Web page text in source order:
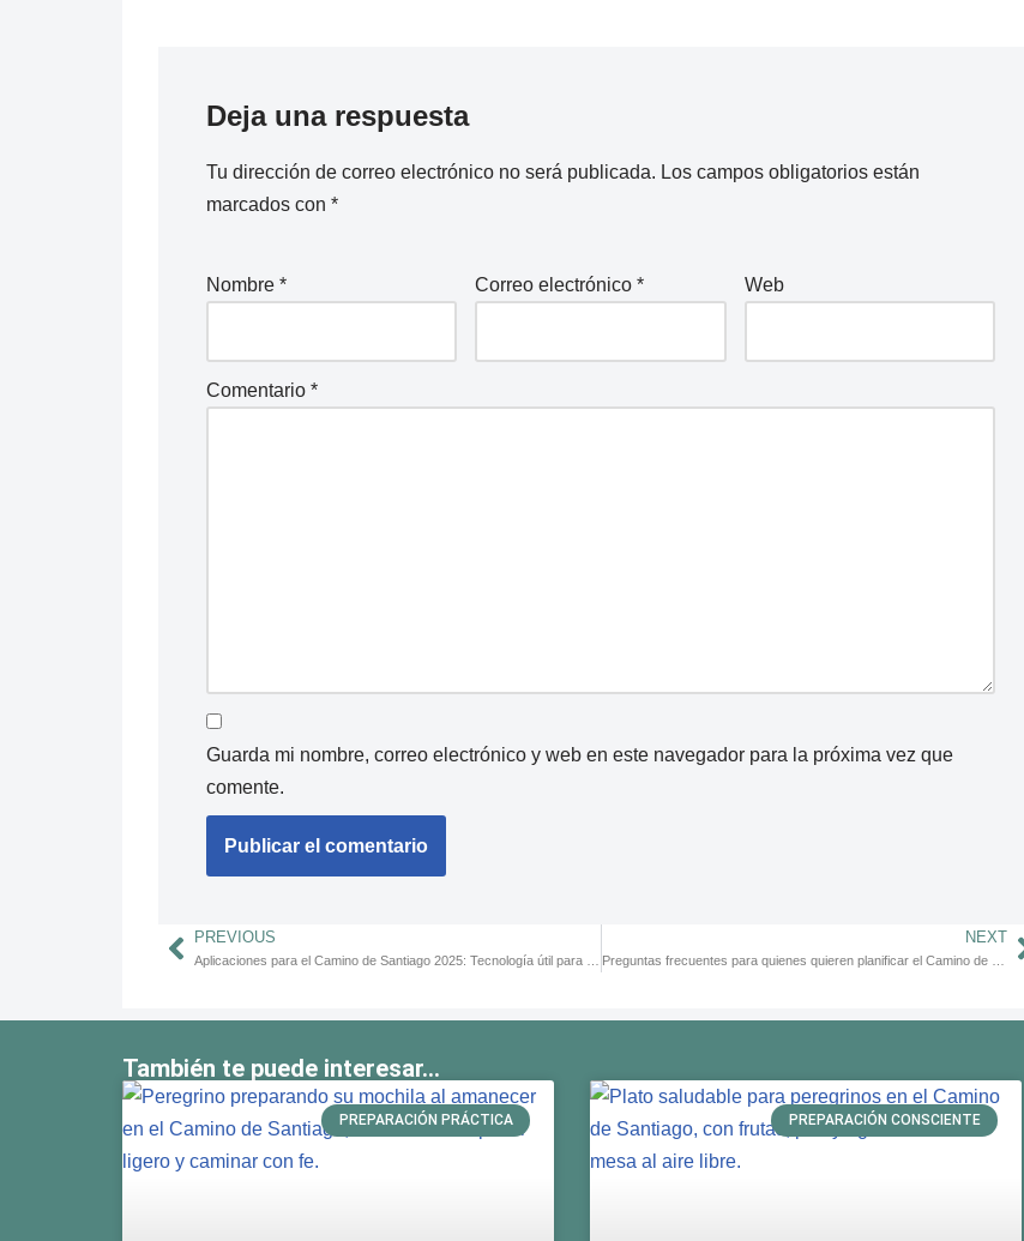
Deja una respuesta
Tu dirección de correo electrónico no será publicada. Los campos obligatorios están
marcados con *
Nombre * Correo electrónico* Web
Comentario *
Guarda mi nombre, correo electrónico y web en este navegador para la próxima vez que
comente.
PREVIOUS NEXT
También te puede interesar...
PREPARACIÓN PRÁCTICA PREPARACIÓN CONSCIENTE